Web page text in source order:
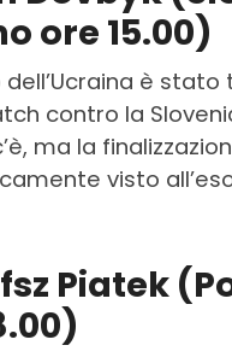
ore 15.00)
dell’Ucraina è
contro la
ma la
visto
Piatek